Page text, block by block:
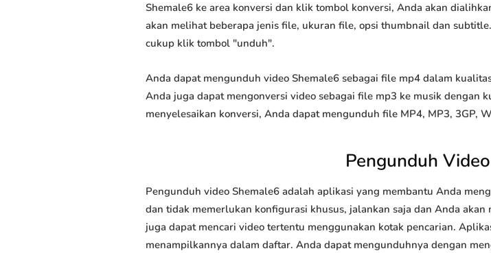
Shemale6 ke area konversi dan klik tombol konversi, Anda akan
akan melihat beberapa jenis file, ukuran file, opsi thumbnail dan
cukup klik tombol "unduh".
Anda dapat mengunduh video Shemale6 sebagai file mp4 dalam
Anda juga dapat mengonversi video sebagai file mp3 ke musik dengan
menyelesaikan konversi, Anda dapat mengunduh file MP4, MP3, 3GP,
Pengunduh
Pengunduh video Shemale6 adalah aplikasi yang membantu Anda
dan tidak memerlukan konfigurasi khusus, jalankan saja dan Anda
juga dapat mencari video tertentu menggunakan kotak pencarian.
menampilkannya dalam daftar. Anda dapat mengunduhnya dengan